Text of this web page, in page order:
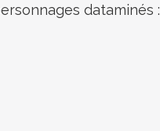
dataminés :